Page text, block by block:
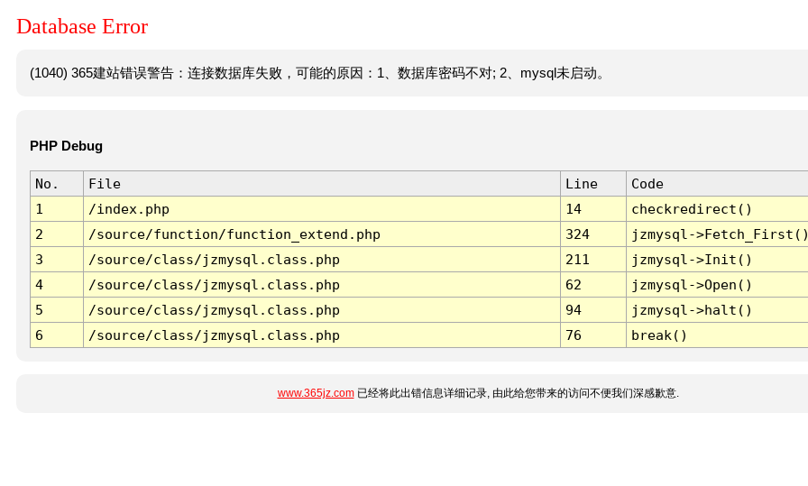
Database Error
(1040) 365建站错误警告：连接数据库失败，可能的原因：1、数据库密码不对; 2、mysql未启动。
PHP Debug
No. File Line
Code
1
/index.php 14
checkredirect()
2
/source/function/function_extend.php 324
jzmysql-
3
/source/class/jzmysql.class.php 211
jzmysql->Init()
4
/source/class/jzmysql.class.php 62
jzmysql->Open()
5
/source/class/jzmysql.class.php 94
jzmysql->halt()
6
/source/class/jzmysql.class.php 76 break()
www.365jz.com已经将此出错信息详细记录, 由此给您带来的访问不便我们深感歉意.